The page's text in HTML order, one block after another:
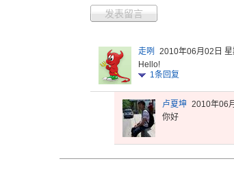
发表留言
走咧
2010年06月02日
Hello!
1条回复
卢夏坤 2010年06
你好